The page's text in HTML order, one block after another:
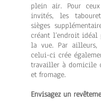
plein air. Pour
invités, les
sièges
créant l’endroit idéal
la vue. Par
celui-ci crée
travailler à domicile
et fromage.
Envisagez un